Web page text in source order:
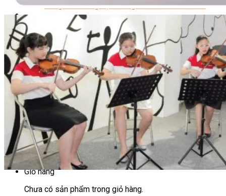
Nâng Cao Năng Lực Tiếng Anh – Chuẩn TOEIC
Tin Tức
HỌC BỔNG 2026
Học kỹ năng
Đào Tạo Nghề
Hoạt Động
Văn Hóa Ẩm Thực Việt Nam
Sự Kiện Hướng Nghiệp Á Âu
Siêu Thị ĐVP Market
Chưa có sản phẩm trong giỏ hàng.
Giỏ hàng
Chưa có sản phẩm trong giỏ hàng.